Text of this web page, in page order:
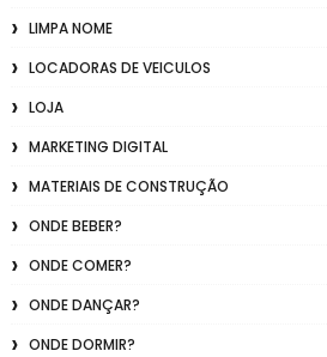
LIMPA NOME
LOCADORAS DE VEICULOS
LOJA
MARKETING DIGITAL
MATERIAIS DE CONSTRUÇÃO
ONDE BEBER?
ONDE COMER?
ONDE DANÇAR?
ONDE DORMIR?